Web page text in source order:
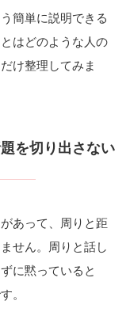
簡単に説明できる
はどのような人の
け整理してみま
を切り出さない
あって、周りと距
せん。周りと話し
に黙っていると
。